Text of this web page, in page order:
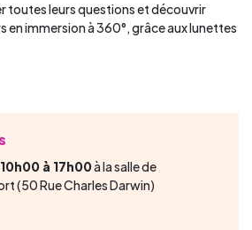
toutes leurs questions et découvrir
en immersion à 360°, grâce aux lunettes
à 17h00à la salle de
(50 Rue Charles Darwin)